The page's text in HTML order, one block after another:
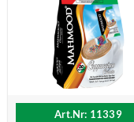
Art.Nr: 11339